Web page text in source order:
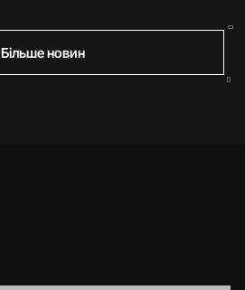
Більше новин